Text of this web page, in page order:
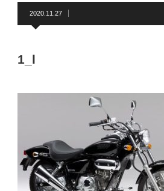
2020.11.27
1_l